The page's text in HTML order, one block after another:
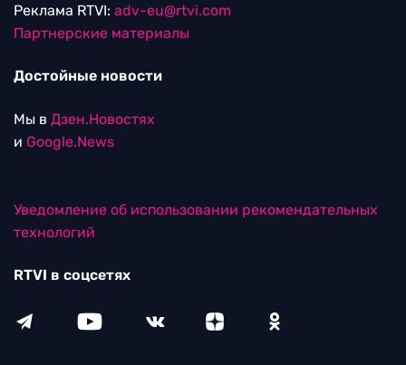
Реклама RTVI: adv-eu@rtvi.com
Партнерские материалы
Достойные новости
Мы в Дзен.Новостях
и Google.News
Уведомление об использовании рекомендательных
технологий
RTVI в соцсетях